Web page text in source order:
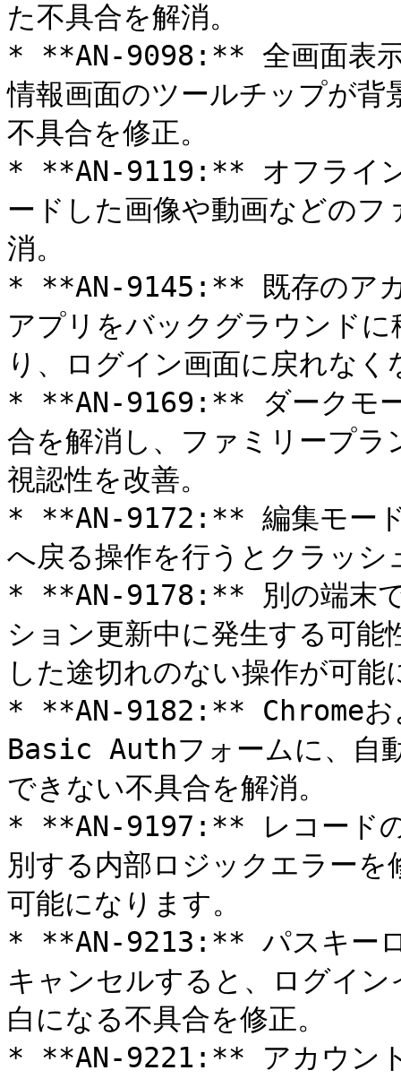
た不具合を解消。
* **AN-9098:** 全画面表示
情報画面のツールチップが
不具合を修正。
* **AN-9119:** オフライン
ードした画像や動画などの
消。
* **AN-9145:** 既存のアカ
アプリをバックグラウンド
り、ログイン画面に戻れなく
* **AN-9169:** ダークモー
合を解消し、ファミリープ
視認性を改善。
* **AN-9172:** 編集モード
へ戻る操作を行うとクラッシ
* **AN-9178:** 別の端末で
ション更新中に発生する可
した途切れのない操作が可能
* **AN-9182:** Chromeお
Basic Authフォームに、自
できない不具合を解消。
* **AN-9197:** レコードの
別する内部ロジックエラー
可能になります。
* **AN-9213:** パスキーロ
キャンセルすると、ログイ
白になる不具合を修正。
* **AN-9221:** アカウント